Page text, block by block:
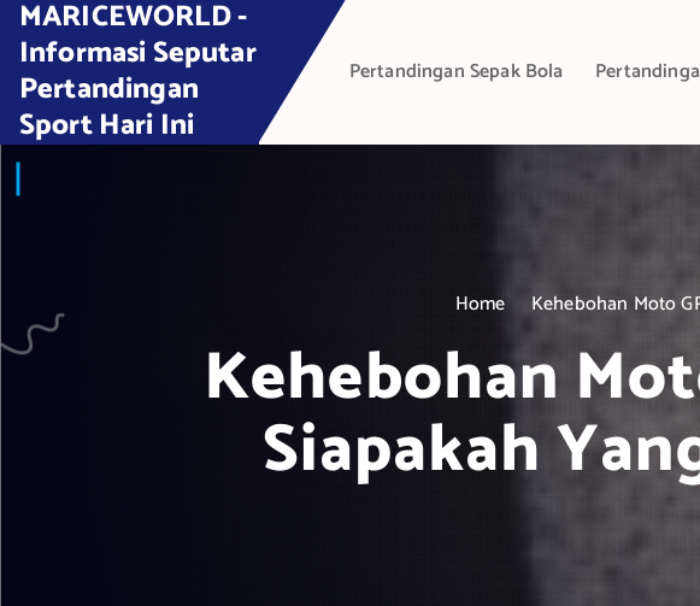
n
MARICEWORLD -
Informasi Seputar
Pertandingan
Sport Hari Ini
Pertandingan Sepak Bola
Home Kehebohan Moto
Kehebohan
Siapakah